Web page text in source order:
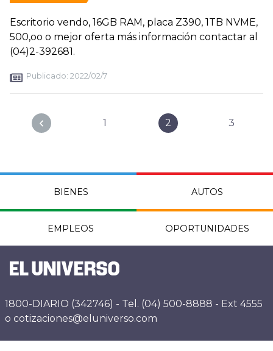
Escritorio vendo, 16GB RAM, placa Z390, 1TB NVME,
500,oo o mejor oferta más información contactar al
(04)2-392681.
Publicado: 2022/02/7
1 2 3
BIENES AUTOS
EMPLEOS OPORTUNIDADES
1800-DIARIO (342746) - Tel. (04) 500-8888 - Ext 4555
o cotizaciones@eluniverso.com